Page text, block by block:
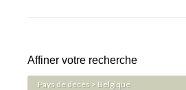
Affiner votre recherche
Pays de décès > Belgique